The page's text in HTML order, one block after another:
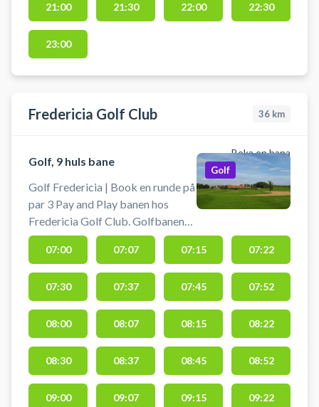
21:00 21:30 22:00 22:30
23:00
Fredericia Golf Club 36 km
Boka en bana
Golf, 9 huls bane
Golf Fredericia | Book en runde på
par 3 Pay and Play banen hos
Fredericia Golf Club. Golfbanen
har 9 huller, 8 par 3 huller og 1 par
4 hul. Booking er inklusiv lån af
udstyr. Du behøver ikke have
DGU-kort eller være medlem af
klubben.
Golf
07:00 07:07 07:15 07:22
07:30 07:37 07:45 07:52
08:00 08:07 08:15 08:22
08:30 08:37 08:45 08:52
09:00 09:07 09:15 09:22